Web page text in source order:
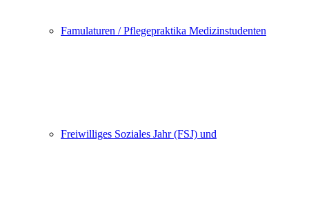
Famulaturen / Pflegepraktika Medizinstudenten
Freiwilliges Soziales Jahr (FSJ) und